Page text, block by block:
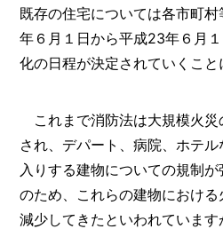
既存の住宅については各市町
年６月１日から平成23年６月
化の日程が決定されていくこと
これまで消防法は大規模火災
され、デパート、病院、ホテ
入りする建物についての規制
のため、これらの建物におけ
減少してきたといわれていま